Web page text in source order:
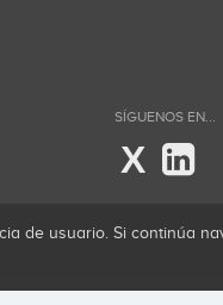
SÍGUENOS EN...
X
de usuario. Si continúa